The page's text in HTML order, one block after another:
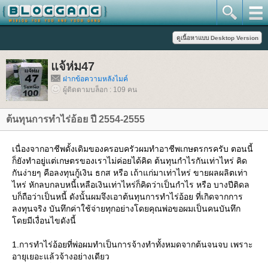
จ้ห่ม47
ฝากข้อความหลังไมค์
ผู้ติดตามบล็อก : 109 คน
ต้นทุนการทำไร่อ้อย ปี 2554-2555
เนื่องจากอาชีพดั้งเดิมของครอบครัวผมทำอาชีพเกษตรกรครับ ตอนนี้
ก็ยังทำอยู่แต่เกษตรของเราไม่ค่อยได้คิด ต้นทุนกำไรกันเท่าไหร่ คิด
กันง่ายๆ คือลงทุนกู้เงิน ธกส หรือ เถ้าแก่มาเท่าไหร่ ขายผลผลิตเท่า
ไหร่ หักลบกลบหนี้เหลือเงินเท่าไหร่ก็คิดว่าเป็นกำไร หรือ บางปีติดล
บก็ถือว่าเป็นหนี้ ดังนั้นผมจึงเอาต้นทุนการทำไร่อ้อย ที่เกิดจากการ
ลงทุนจริง บันทึกค่าใช้จ่ายทุกอย่างโดยคุณพ่อขอผมเป็นคนบันทึก
ดยมีเงื่อนไขดังนี้
1.การทำไร่อ้อยที่พ่อผมทำเป็นการจ้างทำทั้งหมดจากต้นจนจบ เพราะ
อายุเยอะแล้วจ้างอย่างเดียว